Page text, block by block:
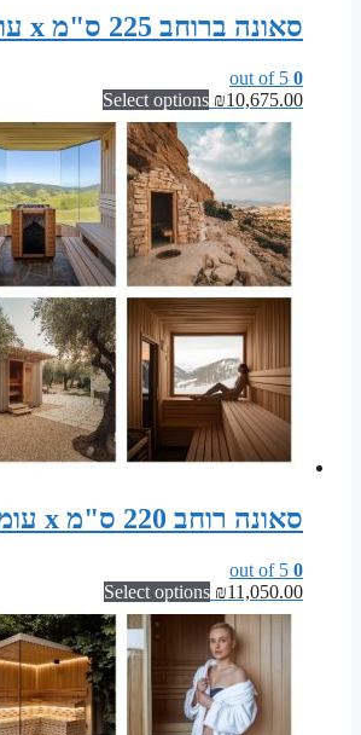
סאונה ברוחב 225 ס"מ x עומק 180 ס"מ x גובה 200 ס"מ | ערכת מודולרית לסאונה פינית
0
₪10,675.00
Select options
סאונה רוחב 220 ס"מ x עומק 200 ס"מ x גובה 200 ס"מ קונסטרוקציה מוכנה לסאונה פינית
0
₪11,050.00
Select options